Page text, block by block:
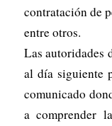
contratación de
entre otros.
Las autoridades
al día siguiente
comunicado
a comprender